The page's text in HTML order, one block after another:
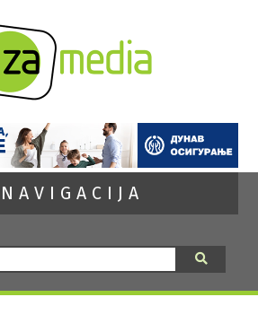
NAVIGACIJA